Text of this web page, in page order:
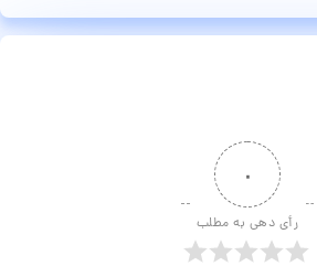
۰
رأی دهی به مطلب